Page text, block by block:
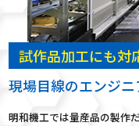
試作品加工にも対
現場目線のエンジ
明和機工では量産品の製作